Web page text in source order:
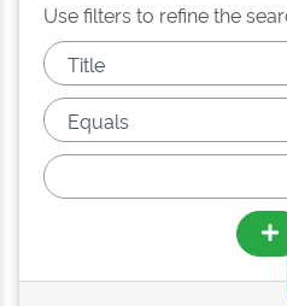
Use filters to refine the